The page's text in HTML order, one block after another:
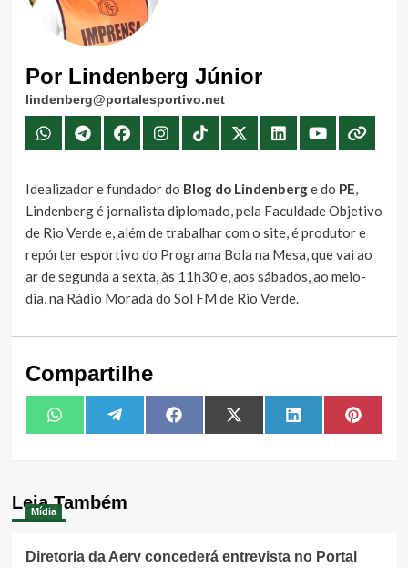
Por Lindenberg Júnior
lindenberg@portalesportivo.net
Idealizador e fundador do Blog do Lindenberge do PE,
Lindenberg é jornalista diplomado, pela Faculdade Objetivo
de Rio Verde e, além de trabalhar com o site, é produtor e
repórter esportivo do Programa Bola na Mesa, que vai ao
ar de segunda a sexta, às 11h30 e, aos sábados, ao meio-
dia, na Rádio Morada do Sol FM de Rio Verde.
Compartilhe
Share
on
WhatsAppShare
on
TelegramShare
on
FacebookShare
on
X
(Twitter)
Share
on
LinkedIn Share
on
Leia Também
Mídia
Diretoria da Aerv concederá entrevista no Portal